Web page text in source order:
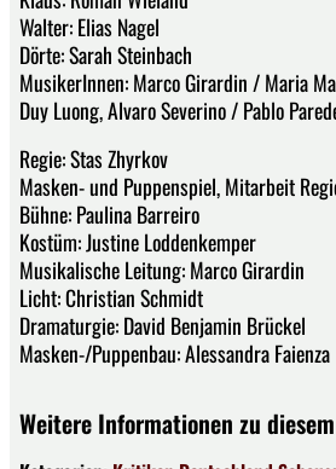
Walter: Elias Nagel
Dörte: Sarah Steinbach
MusikerInnen: Marco Girardin / Maria
Duy Luong, Alvaro Severino / Pablo
Regie: Stas Zhyrkov
Masken- und Puppenspiel, Mitarbeit
Bühne: Paulina Barreiro
Kostüm: Justine Loddenkemper
Musikalische Leitung: Marco Girardin
Licht: Christian Schmidt
Dramaturgie: David Benjamin Brückel
Masken-/Puppenbau: Alessandra Faienza
Weitere Informationen zu